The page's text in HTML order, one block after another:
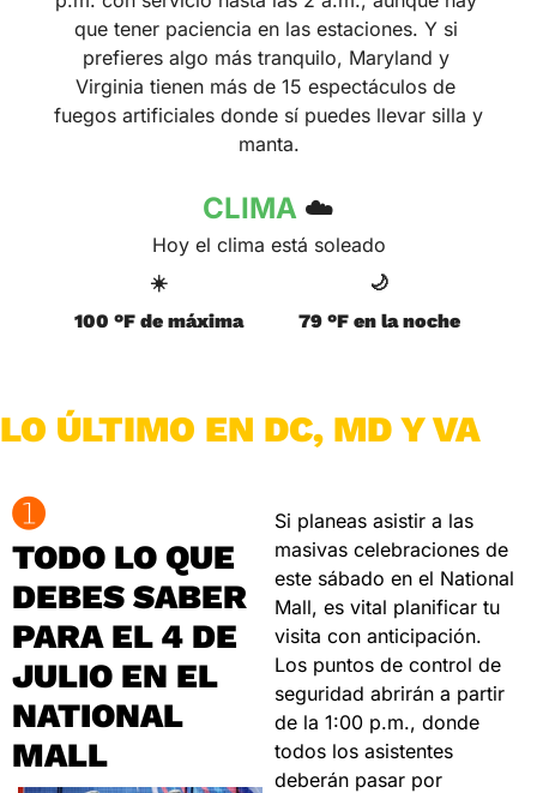
que tener paciencia en las estaciones. Y si
prefieres algo más tranquilo, Maryland y
Virginia tienen más de 15 espectáculos de
fuegos artificiales donde sí puedes llevar silla y
manta.
CLIMA ☁️
Hoy el clima está soleado
☀️
100 °F de máxima
🌙
79 °F en la noche
LO ÚLTIMO EN DC, MD Y VA
➊
TODO LO QUE
DEBES SABER
PARA EL 4 DE
JULIO EN EL
NATIONAL
MALL
Si planeas asistir a las
masivas celebraciones de
este sábado en el National
Mall, es vital planificar tu
visita con anticipación.
Los puntos de control de
seguridad abrirán a partir
de la 1:00 p.m., donde
todos los asistentes
deberán pasar por